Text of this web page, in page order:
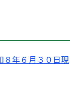
８年６月３０日現